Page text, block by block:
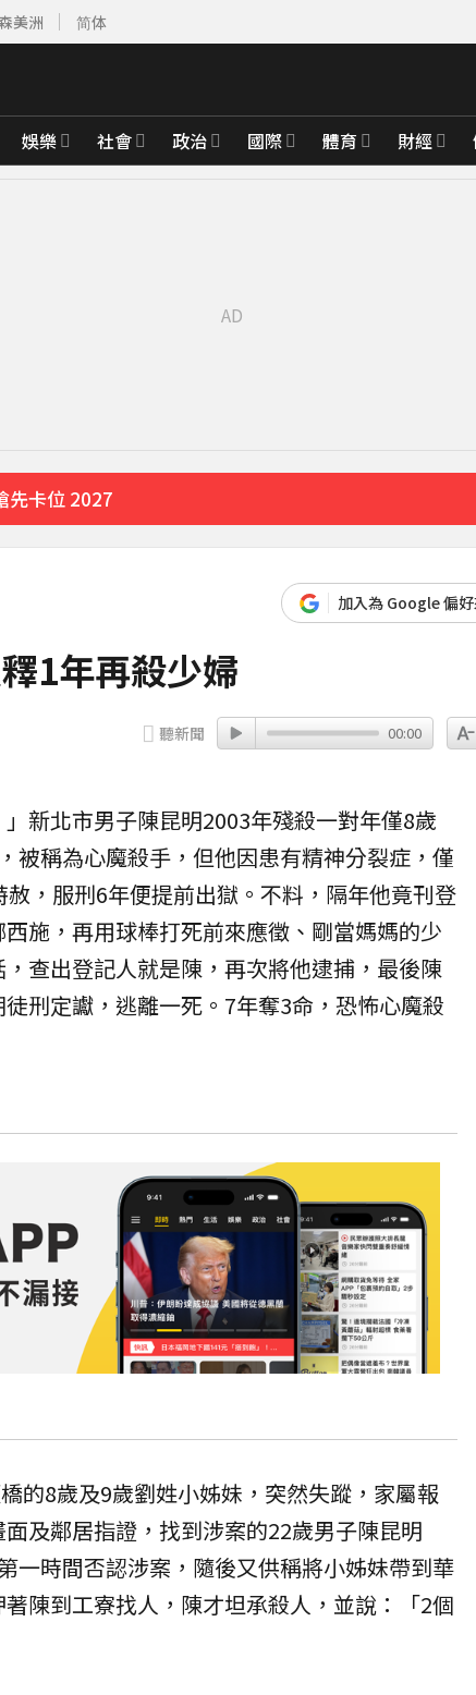
美洲 简体
娛樂 社會 政治 國際 體育 財經
先卡位 2027
」陳漢典壓力爆棚
30分鐘前
8分鐘前
加入為 Google 偏
1年再殺少婦
聽新聞 00:00
」新北市男子陳昆明2003年殘殺一對年僅8歲
被稱為心魔殺手 ，但他因患有精神分裂症 ，僅
，服刑6年便提前出獄。不料，隔年他竟刊登
西施，再用球棒打死前來應徵、剛當媽媽的少
查出登記人就是陳，再次將他逮捕，最後陳
刑定讞，逃離一死。7年奪3命，恐怖心魔殺
的8歲及9歲劉姓小姊妹，突然失蹤，家屬報
及鄰居指證，找到涉案的22歲男子陳昆明
一時間否認涉案，隨後又供稱將小姊妹帶到華
陳到工寮找人，陳才坦承殺人，並說：「2個